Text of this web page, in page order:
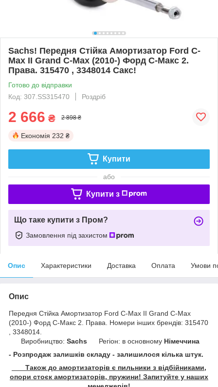
Sachs! Передня Стійка Амортизатор Ford C-
Max II Grand C-Max (2010-) Форд С-Макс 2.
Права. 315470 , 3348014 Сакс!
Готово до відправки
Код: 307.SS315470
Роздріб
2 666 ₴ 2 898 ₴
Економія 232 ₴
Купити
або
Купити з
Що таке купити з Пром?
Замовлення під захистом
Опис Характеристики Доставка Оплата Умови
Опис
Передня Стійка Амортизатор Ford C-Max II Grand C-Max
(2010-) Форд С-Макс 2. Права. Номери інших брендів: 315470
, 3348014.
Виробництво: Sachs Регіон: в основному Німеччина
- Розпродаж залишків складу - залишилося кілька штук.
Також до амортизаторів є пильники з відбійниками,
опори стоєк амортизаторів, пружини! Запитуйте у наших